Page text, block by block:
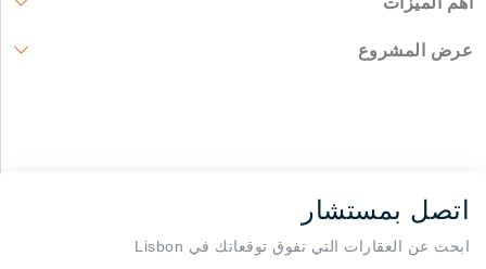
عرض المشروع
اتصل بمستشار
ابحث عن العقارات التي تفوق توقعاتك في Lisbon